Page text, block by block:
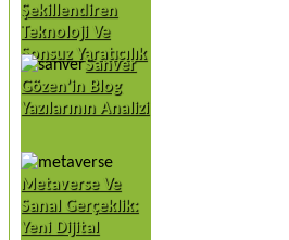
Şekillendiren
Teknoloji Ve
Sonsuz Yaratıcılık
Sanver
Gözen’in Blog
Yazılarının Analizi
Metaverse Ve
Sanal Gerçeklik:
Yeni Dijital